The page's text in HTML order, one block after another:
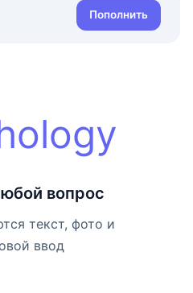
Пополнить
вопрос
текст, фото и
ввод